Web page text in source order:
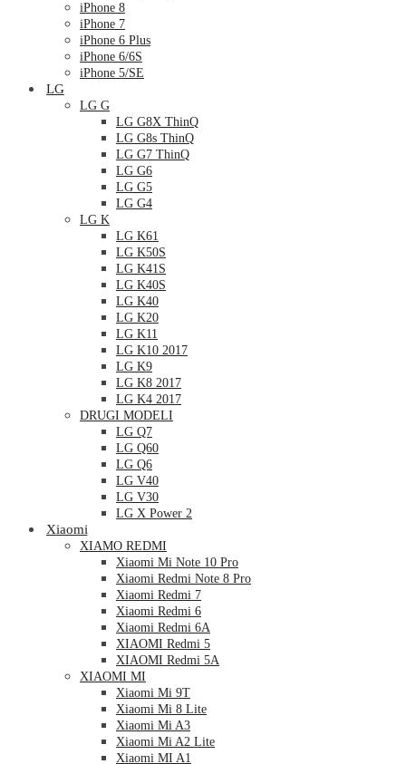
iPhone 8
iPhone 7
iPhone 6 Plus
iPhone 6/6S
iPhone 5/SE
LG
LG G
LG G8X ThinQ
LG G8s ThinQ
LG G7 ThinQ
LG G6
LG G5
LG G4
LG K
LG K61
LG K50S
LG K41S
LG K40S
LG K40
LG K20
LG K11
LG K10 2017
LG K9
LG K8 2017
LG K4 2017
DRUGI MODELI
LG Q7
LG Q60
LG Q6
LG V40
LG V30
LG X Power 2
Xiaomi
XIAMO REDMI
Xiaomi Mi Note 10 Pro
Xiaomi Redmi Note 8 Pro
Xiaomi Redmi 7
Xiaomi Redmi 6
Xiaomi Redmi 6A
XIAOMI Redmi 5
XIAOMI Redmi 5A
XIAOMI MI
Xiaomi Mi 9T
Xiaomi Mi 8 Lite
Xiaomi Mi A3
Xiaomi Mi A2 Lite
Xiaomi MI A1